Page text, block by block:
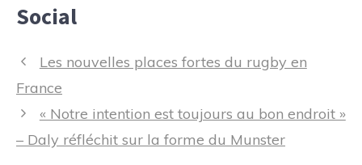
Social
Navigation
des
Les nouvelles places fortes du rugby en
France
« Notre intention est toujours au bon endroit »
– Daly réfléchit sur la forme du Munster